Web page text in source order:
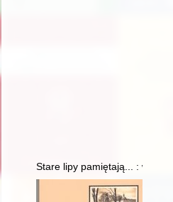
Stare lipy pamiętają... :